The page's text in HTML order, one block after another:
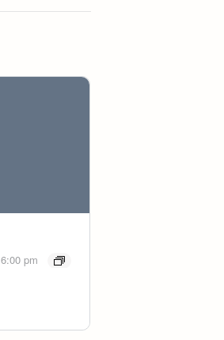
6:00 pm